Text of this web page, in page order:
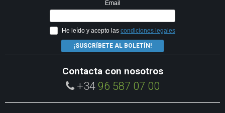
Email
He leído y acepto las condiciones legales
¡SUSCRÍBETE AL BOLETÍN!
Contacta con nosotros
+34 96 587 07 00